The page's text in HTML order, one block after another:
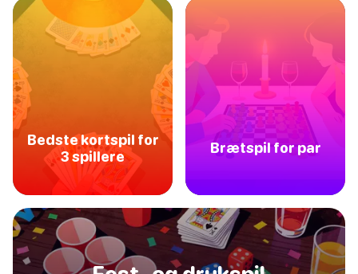
Bedste kortspil for
3 spillere
Brætspil for par